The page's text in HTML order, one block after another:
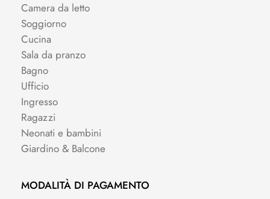
Camera da letto
Soggiorno
Cucina
Sala da pranzo
Bagno
Ufficio
Ingresso
Ragazzi
Neonati e bambini
Giardino & Balcone
MODALITÀ DI PAGAMENTO